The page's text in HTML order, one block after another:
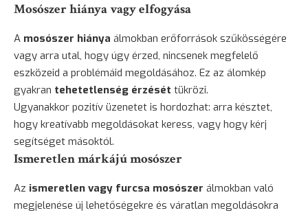
Mosószer hiánya vagy elfogyása
A mosószer hiánya álmokban erőforrások szűkösségére
vagy arra utal, hogy úgy érzed, nincsenek megfelelő
eszközeid a problémáid megoldásához. Ez az álomkép
gyakran tehetetlenség érzését tükrözi.
Ugyanakkor pozitív üzenetet is hordozhat: arra késztet,
hogy kreatívabb megoldásokat keress, vagy hogy kérj
segítséget másoktól.
Ismeretlen márkájú mosószer
Az ismeretlen vagy furcsa mosószer álmokban való
megjelenése új lehetőségekre és váratlan megoldásokra